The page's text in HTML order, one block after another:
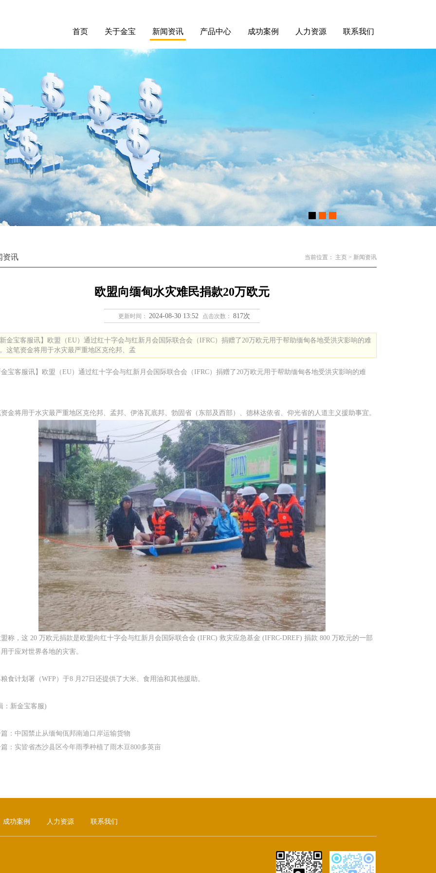
首页 关于金宝 新闻资讯 产品中心 成功案例 人力资源 联系我们
资讯 当前位置： 主页 > 新闻资讯
欧盟向缅甸水灾难民捐款20万欧元
更新时间： 2024-08-30 13:52 点击次数： 817次
金宝客服讯】欧盟（EU）通过红十字会与红新月会国际联合会（IFRC）捐赠了20万欧元用于帮助缅甸各地受洪灾影响的难
这笔资金将用于水灾最严重地区克伦邦、孟
宝客服讯】欧盟（EU）通过红十字会与红新月会国际联合会（IFRC）捐赠了20万欧元用于帮助缅甸各地受洪灾影响的难
金将用于水灾最严重地区克伦邦、孟邦、伊洛瓦底邦、勃固省（东部及西部）、德林达依省、仰光省的人道主义援助事宜。
称，这 20 万欧元捐款是欧盟向红十字会与红新月会国际联合会 (IFRC) 救灾应急基金 (IFRC-DREF) 捐款 800 万欧元的一部
于应对世界各地的灾害。
食计划署（WFP）于8 月27日还提供了大米、食用油和其他援助。
：新金宝客服)
： 中国禁止从缅甸佤邦南迪口岸运输货物
： 实皆省杰沙县区今年雨季种植了雨木豆800多英亩
成功案例 人力资源 联系我们